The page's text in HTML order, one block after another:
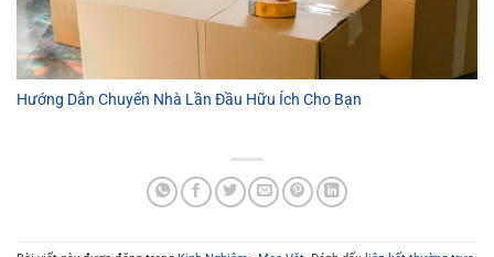
Hướng Dẫn Chuyển Nhà Lần Đầu Hữu Ích Cho Bạn